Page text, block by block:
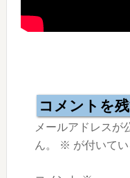
Interactions
コメントを
メールアドレスが
ん。
※ が付いて